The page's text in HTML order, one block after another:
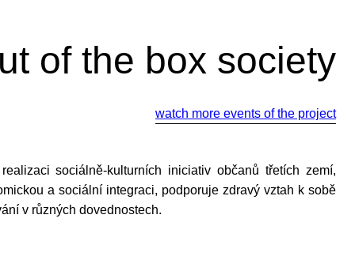
of the box society
watch more events of the project
sociálně-kulturních iniciativ občanů třetích zemí,
a sociální integraci, podporuje zdravý vztah k sobě
v různých dovednostech.